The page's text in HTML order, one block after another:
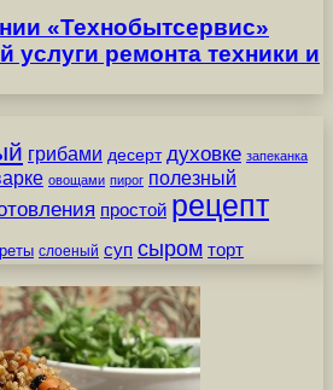
«Технобытсервис»
услуги ремонта техники и
грибами десерт духовке запеканка
овощами пирог полезный
простой рецепт
слоеный суп сыром торт